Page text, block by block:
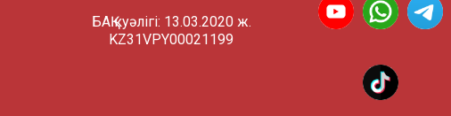
БАҚ куәлігі: 13.03.2020 ж.
KZ31VPY00021199